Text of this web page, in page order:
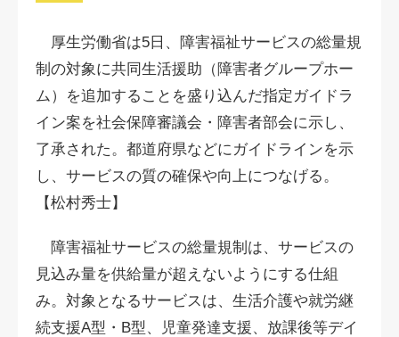
厚生労働省は5日、障害福祉サービスの総量規
制の対象に共同生活援助（障害者グループホー
ム）を追加することを盛り込んだ指定ガイドラ
イン案を社会保障審議会・障害者部会に示し、
了承された。都道府県などにガイドラインを示
し、サービスの質の確保や向上につなげる。
【松村秀士】
障害福祉サービスの総量規制は、サービスの
見込み量を供給量が超えないようにする仕組
み。対象となるサービスは、生活介護や就労継
続支援A型・B型、児童発達支援、放課後等デイ